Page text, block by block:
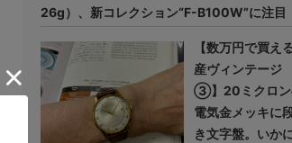
26g）、新コレクション“F-B100W”に注目
【数万円で買え
産ヴィンテージ
③】20ミクロン
電気金メッキに
き文字盤。いか